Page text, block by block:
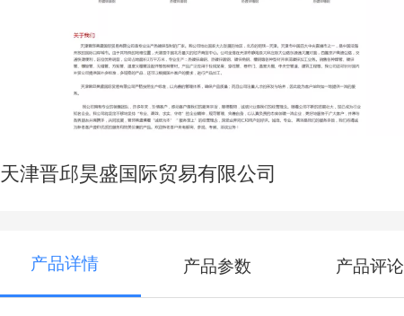
天津晋邱昊盛国际贸易有限公司
产品详情 产品参数 产品评论